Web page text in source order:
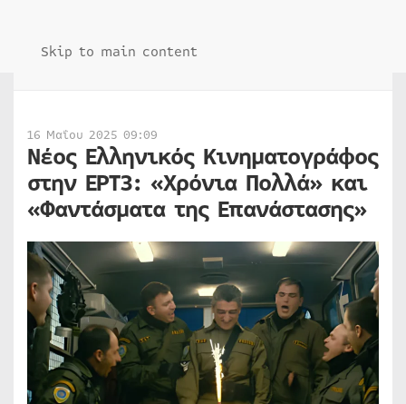
Skip to main content
16 Μαΐου 2025 09:09
Νέος Ελληνικός Κινηματογράφος
στην ΕΡΤ3: «Χρόνια Πολλά» και
«Φαντάσματα της Επανάστασης»